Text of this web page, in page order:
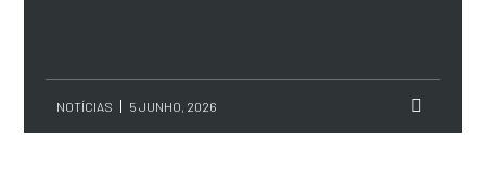
NOTÍCIAS 5 JUNHO, 2026